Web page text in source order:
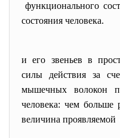
функционального
состояния человека.
и его звеньев в
силы действия за
мышечных волокон
человека: чем больше
величина